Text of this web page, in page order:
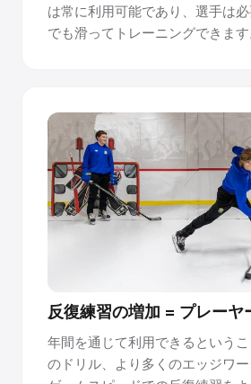
リンクマネージャー認定で簡単に
合成氷の仕組みについて質問があ
チームにご相談ください →
は常に利用可能であり、選手は
でも滑ってトレーニングできます
反復練習の増加 = プレーヤ
年間を通じて利用できるというこ
のドリル、より多くのエッジワ